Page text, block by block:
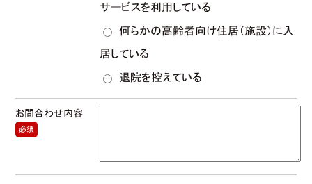
サービスを利用している
何らかの高齢者向け住居（施設）に入
居している
退院を控えている
お問合わせ内容
必須